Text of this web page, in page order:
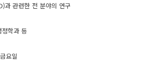
과 관련한 전 분야의 연구
학과 등
요일